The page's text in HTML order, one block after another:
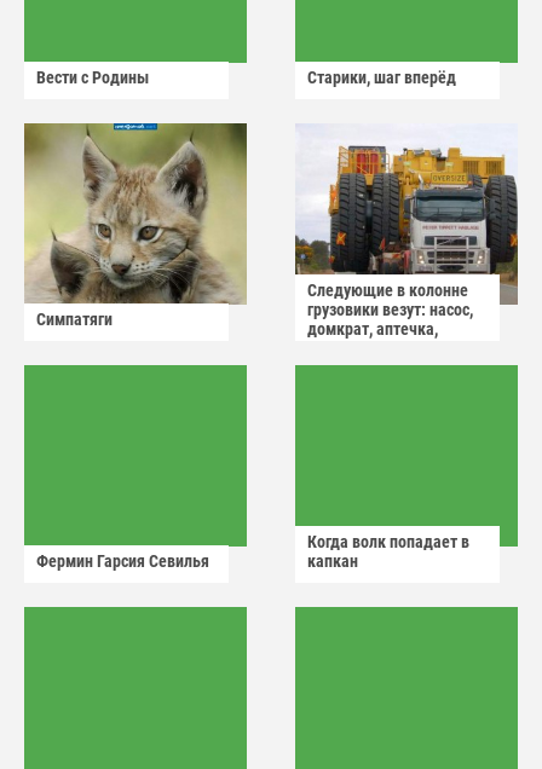
Вести с Родины Старики, шаг вперёд
Симпатяги
Следующие в колонне
грузовики везут: насос,
домкрат, аптечка,
Фермин Гарсия Севилья
Когда волк попадает в
капкан